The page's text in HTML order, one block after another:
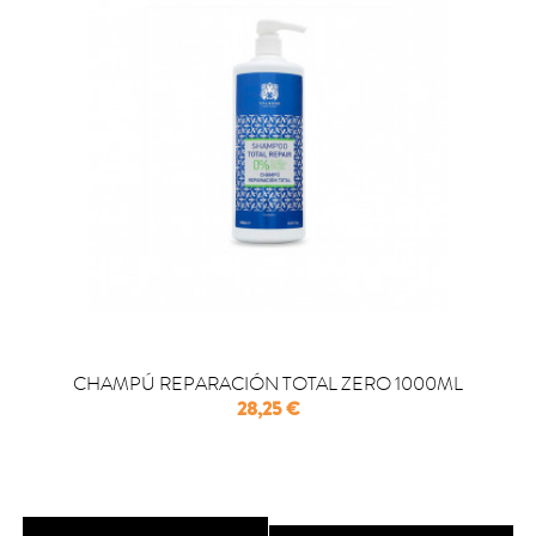
CHAMPÚ REPARACIÓN TOTAL ZERO 1000ML
Precio
28,25 €